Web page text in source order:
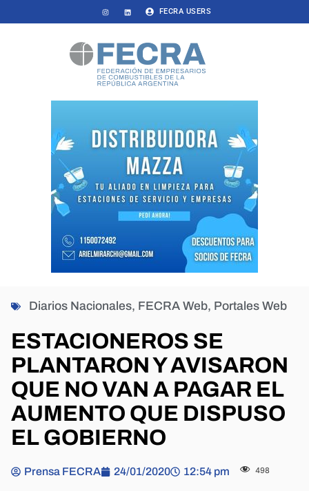
FECRA USERS
Diarios Nacionales, FECRA Web, Portales Web
ESTACIONEROS SE
PLANTARON Y AVISARON
QUE NO VAN A PAGAR EL
AUMENTO QUE DISPUSO
EL GOBIERNO
Prensa FECRA 24/01/2020 12:54 pm 498